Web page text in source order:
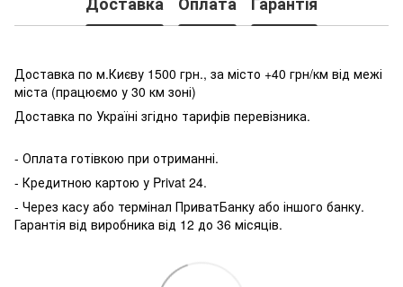
Доставка по м.Києву 1500 грн., за місто +40 грн/км від межі
міста (працюємо у 30 км зоні)
Доставка по Україні згідно тарифів перевізника.
- Оплата готівкою при отриманні.
- Кредитною картою у Privat 24.
- Через касу або термінал ПриватБанку або іншого банку.
Гарантія від виробника від 12 до 36 місяців.